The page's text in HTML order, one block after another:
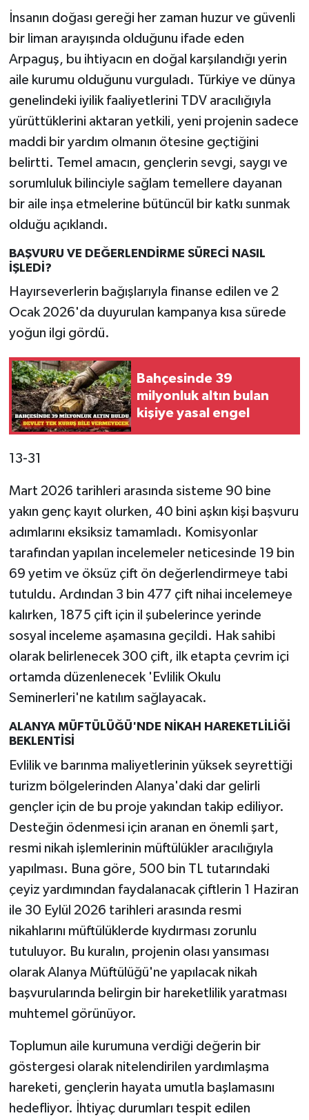
İnsanın doğası gereği her zaman huzur ve güvenli
bir liman arayışında olduğunu ifade eden
Arpaguş, bu ihtiyacın en doğal karşılandığı yerin
aile kurumu olduğunu vurguladı. Türkiye ve dünya
genelindeki iyilik faaliyetlerini TDV aracılığıyla
yürüttüklerini aktaran yetkili, yeni projenin sadece
maddi bir yardım olmanın ötesine geçtiğini
belirtti. Temel amacın, gençlerin sevgi, saygı ve
sorumluluk bilinciyle sağlam temellere dayanan
bir aile inşa etmelerine bütüncül bir katkı sunmak
olduğu açıklandı.
BAŞVURU VE DEĞERLENDİRME SÜRECİ NASIL
İŞLEDİ?
Hayırseverlerin bağışlarıyla finanse edilen ve 2
Ocak 2026'da duyurulan kampanya kısa sürede
yoğun ilgi gördü.
Bahçesinde 39
milyonluk altın bulan
kişiye yasal engel
13-31
Mart 2026 tarihleri arasında sisteme 90 bine
yakın genç kayıt olurken, 40 bini aşkın kişi başvuru
adımlarını eksiksiz tamamladı. Komisyonlar
tarafından yapılan incelemeler neticesinde 19 bin
69 yetim ve öksüz çift ön değerlendirmeye tabi
tutuldu. Ardından 3 bin 477 çift nihai incelemeye
kalırken, 1875 çift için il şubelerince yerinde
sosyal inceleme aşamasına geçildi. Hak sahibi
olarak belirlenecek 300 çift, ilk etapta çevrim içi
ortamda düzenlenecek 'Evlilik Okulu
Seminerleri'ne katılım sağlayacak.
ALANYA MÜFTÜLÜĞÜ'NDE NİKAH HAREKETLİLİĞİ
BEKLENTİSİ
Evlilik ve barınma maliyetlerinin yüksek seyrettiği
turizm bölgelerinden Alanya'daki dar gelirli
gençler için de bu proje yakından takip ediliyor.
Desteğin ödenmesi için aranan en önemli şart,
resmi nikah işlemlerinin müftülükler aracılığıyla
yapılması. Buna göre, 500 bin TL tutarındaki
çeyiz yardımından faydalanacak çiftlerin 1 Haziran
ile 30 Eylül 2026 tarihleri arasında resmi
nikahlarını müftülüklerde kıydırması zorunlu
tutuluyor. Bu kuralın, projenin olası yansıması
olarak Alanya Müftülüğü'ne yapılacak nikah
başvurularında belirgin bir hareketlilik yaratması
muhtemel görünüyor.
Toplumun aile kurumuna verdiği değerin bir
göstergesi olarak nitelendirilen yardımlaşma
hareketi, gençlerin hayata umutla başlamasını
hedefliyor. İhtiyaç durumları tespit edilen